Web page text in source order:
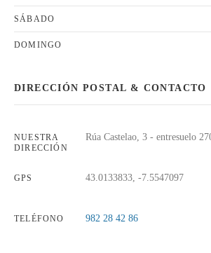
SÁBADO
DOMINGO
DIRECCIÓN POSTAL & CONTACTO
NUESTRA
DIRECCIÓN
Rúa Castelao, 3 - entresuelo
GPS 43.0133833, -7.5547097
TELÉFONO ​982 28 42 86